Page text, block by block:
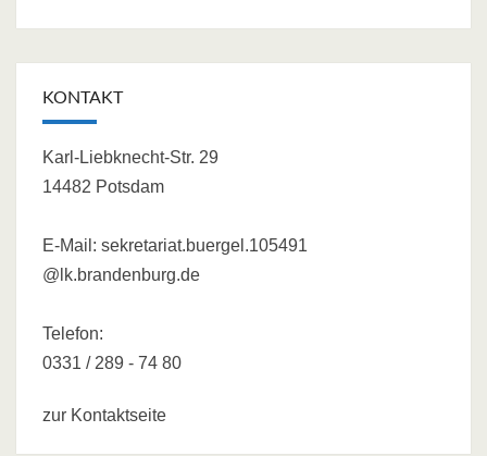
KONTAKT
Karl-Liebknecht-Str. 29
14482 Potsdam
E-Mail: sekretariat.buergel.105491
@lk.brandenburg.de
Telefon:
0331 / 289 - 74 80
zur Kontaktseite